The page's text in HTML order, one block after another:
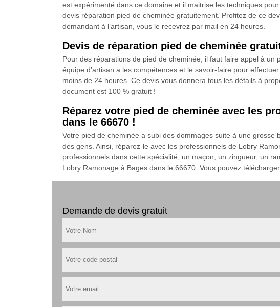
est expérimenté dans ce domaine et il maitrise les techniques
devis réparation pied de cheminée gratuitement. Profitez de ce
demandant à l’artisan, vous le recevrez par mail en 24 heures.
Devis de réparation pied de cheminée
Pour des réparations de pied de cheminée, il faut faire appel à un
équipe d’artisan a les compétences et le savoir-faire pour
moins de 24 heures. Ce devis vous donnera tous les détails à
document est 100 % gratuit !
Réparez votre pied de cheminée avec les
dans le 66670 !
Votre pied de cheminée a subi des dommages suite à une
des gens. Ainsi, réparez-le avec les professionnels de Lobry
professionnels dans cette spécialité, un maçon, un zingueur, un
Lobry Ramonage à Bages dans le 66670. Vous pouvez
Demande de devis gratuit